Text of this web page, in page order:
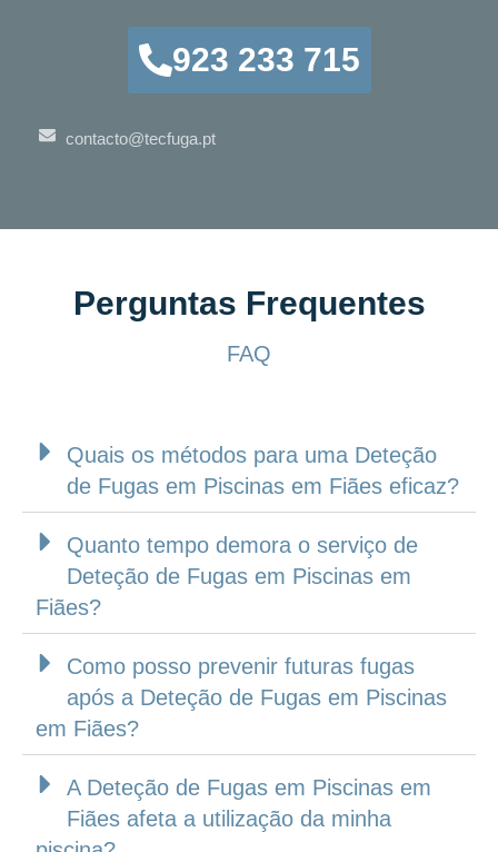
923 233 715
contacto@tecfuga.pt
Perguntas Frequentes
FAQ
Quais os métodos para uma Deteção
de Fugas em Piscinas em Fiães eficaz?
Quanto tempo demora o serviço de
Deteção de Fugas em Piscinas em
Fiães?
Como posso prevenir futuras fugas
após a Deteção de Fugas em Piscinas
em Fiães?
A Deteção de Fugas em Piscinas em
Fiães afeta a utilização da minha